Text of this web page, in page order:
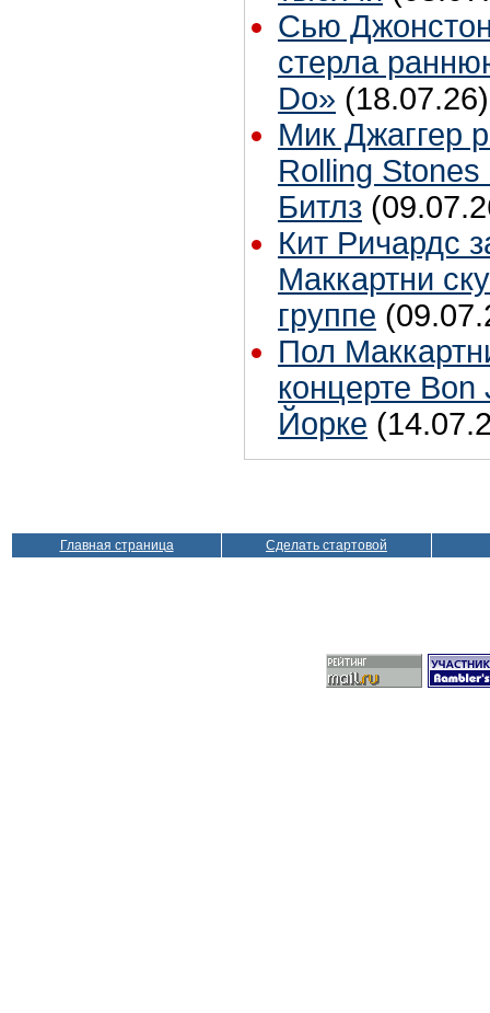
Сью
стерла
Do» (18.07.26)
Мик Джаггер
Rolling Stones
Битлз
Кит Ричардс
Маккартни
группе
Пол
концерте
Йорке
Главная страница Сделать стартовой